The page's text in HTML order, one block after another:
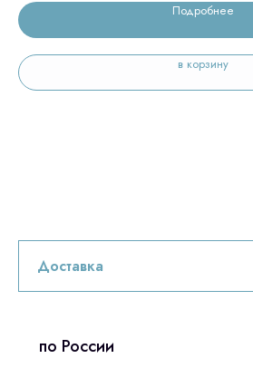
Подробнее
в корзину
по России